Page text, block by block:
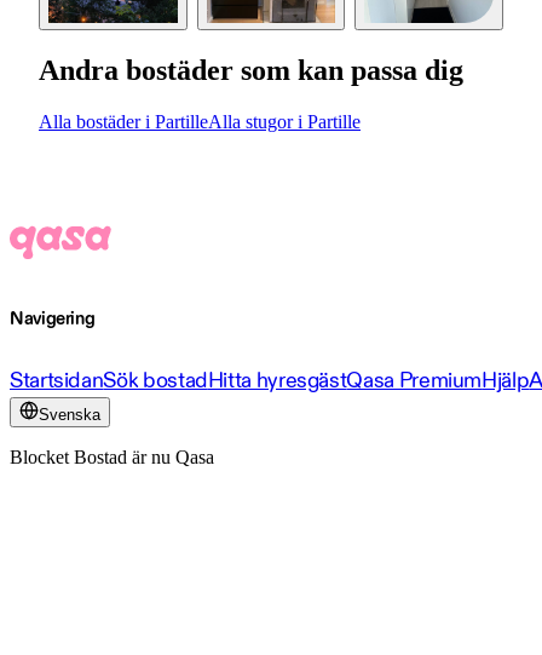
Andra bostäder som kan passa dig
Alla bostäder i PartilleAlla stugor i Partille
Navigering
StartsidanSök bostadHitta hyresgästQasa PremiumHjälp
Svenska
Blocket Bostad är nu Qasa